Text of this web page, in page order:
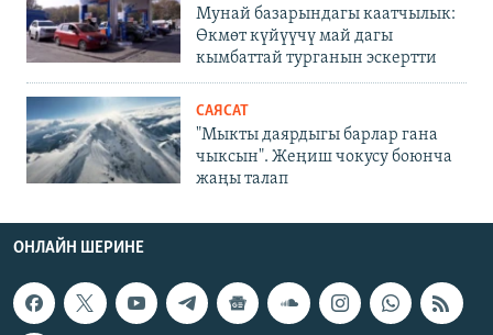
Мунай базарындагы каатчылык:
Өкмөт күйүүчү май дагы
кымбаттай турганын эскертти
САЯСАТ
"Мыкты даярдыгы барлар гана
чыксын". Жеңиш чокусу боюнча
жаңы талап
ОНЛАЙН ШЕРИНЕ